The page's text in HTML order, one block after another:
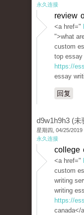
永久连接
review
<a href="
">what
custom
top essay
https://
essay
回复
d9w1h9h3 (未
星期四, 04/25/2019
永久连接
college
<a href="
custom
writing
writing
https://
canada</